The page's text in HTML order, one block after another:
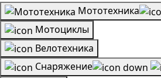
Мототехника
Мотоциклы
Велотехника
Снаряжение